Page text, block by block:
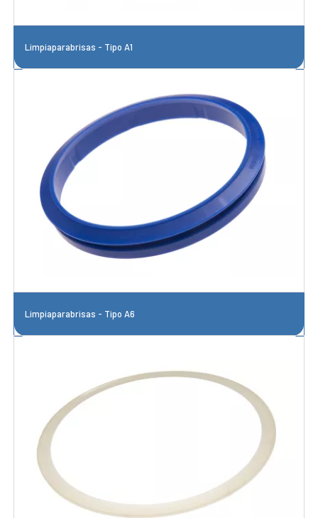
Limpiaparabrisas - Tipo A1
Limpiaparabrisas - Tipo A6